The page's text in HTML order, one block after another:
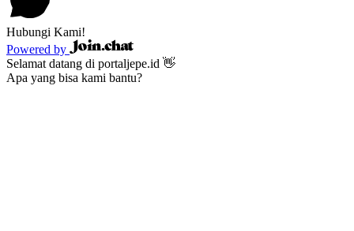
Hubungi Kami!
Powered by
Selamat datang di portaljepe.id 👋
Apa yang bisa kami bantu?